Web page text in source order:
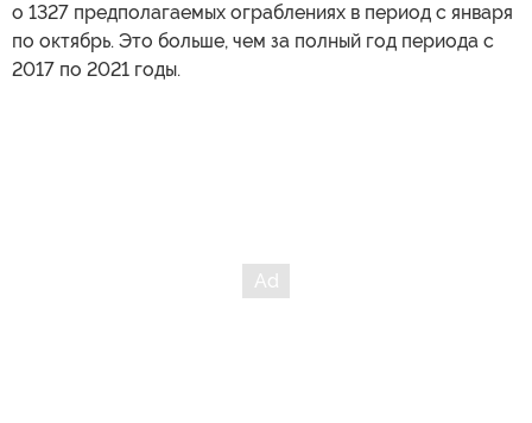
о 1327 предполагаемых ограблениях в период с января
по октябрь. Это больше, чем за полный год периода с
2017 по 2021 годы.